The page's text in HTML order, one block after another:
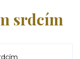
srdcím